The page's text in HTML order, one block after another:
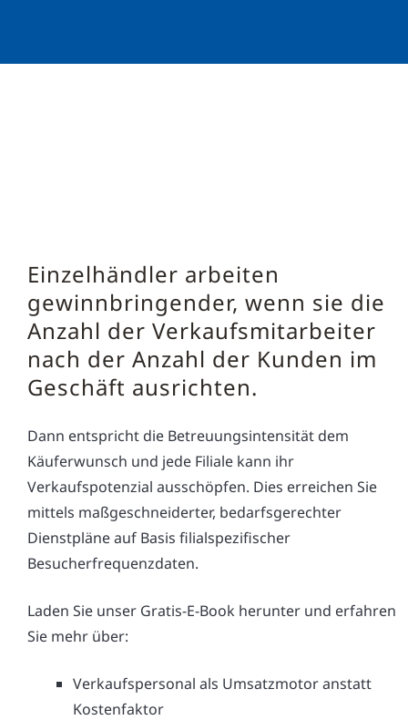
Einzelhändler arbeiten
gewinnbringender, wenn sie die
Anzahl der Verkaufsmitarbeiter
nach der Anzahl der Kunden im
Geschäft ausrichten.
Dann entspricht die Betreuungsintensität dem
Käuferwunsch und jede Filiale kann ihr
Verkaufspotenzial ausschöpfen. Dies erreichen Sie
mittels maßgeschneiderter, bedarfsgerechter
Dienstpläne auf Basis filialspezifischer
Besucherfrequenzdaten.
Laden Sie unser Gratis-E-Book herunter und erfahren
Sie mehr über:
Verkaufspersonal als Umsatzmotor anstatt
Kostenfaktor